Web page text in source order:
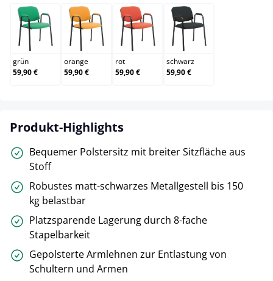
grün
grün
59,90 €
orange
orange
59,90 €
rot
rot
59,90 €
schwarz
schwarz
59,90 €
Produkt-Highlights
Bequemer Polstersitz mit breiter Sitzfläche aus
Stoff
Robustes matt-schwarzes Metallgestell bis 150
kg belastbar
Platzsparende Lagerung durch 8-fache
Stapelbarkeit
Gepolsterte Armlehnen zur Entlastung von
Schultern und Armen